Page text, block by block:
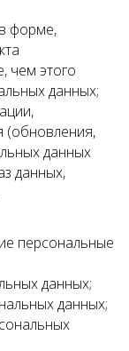
форме,
чем этого
данных;
(обновления,
данных
данных,
персональные
данных;
данных;